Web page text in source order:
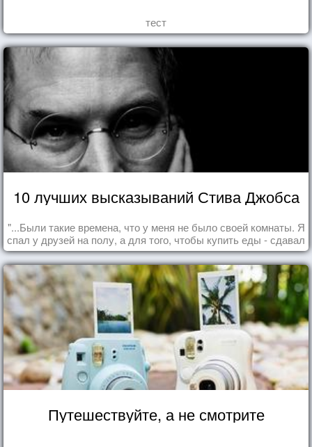
тест
10 лучших высказываний Стива Джобса
"...Были такие времена, что у меня не было своей комнаты. Я
спал у друзей на полу, а для того, чтобы купить еды - сдавал
бутылки из под кока-колы"
Путешествуйте, а не смотрите